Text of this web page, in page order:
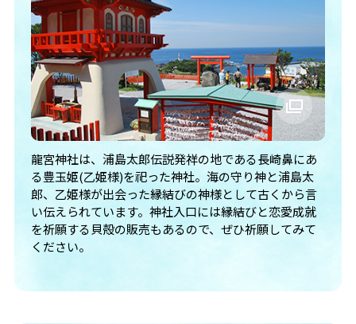
龍宮神社は、浦島太郎伝説発祥の地である長崎鼻にあ
る豊玉姫(乙姫様)を祀った神社。海の守り神と浦島太
郎、乙姫様が出会った縁結びの神様として古くから言
い伝えられています。神社入口には縁結びと恋愛成就
を祈願する貝殻の販売もあるので、ぜひ祈願してみて
ください。